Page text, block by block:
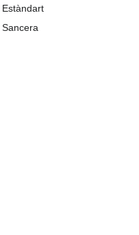
Estàndart
Sancera